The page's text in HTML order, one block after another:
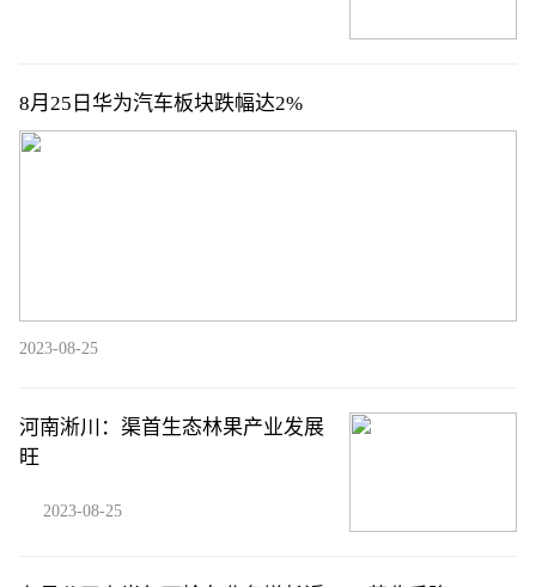
8月25日华为汽车板块跌幅达2%
2023-08-25
河南淅川：渠首生态林果产业发展
旺
2023-08-25